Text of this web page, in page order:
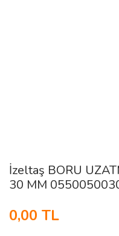
İzeltaş BORU
30 MM
0,00 TL